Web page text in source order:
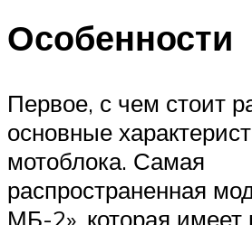
Особенности
Первое, с чем стоит
основные
мотоблока. Самая
распространенная
МБ-2», которая имеет